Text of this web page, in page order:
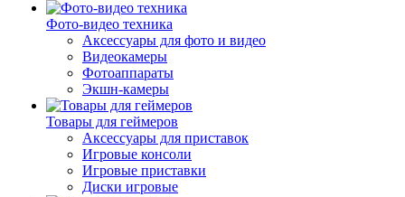
Фото-видео техника
Аксессуары для фото и видео
Видеокамеры
Фотоаппараты
Экшн-камеры
Товары для геймеров
Аксессуары для приставок
Игровые консоли
Игровые приставки
Диски игровые